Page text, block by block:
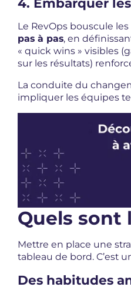
4. Embarquer
Le RevOps bouscule
pas à pas, en
« quick wins » visibles
sur les résultats)
La conduite du
impliquer les équipes
Quels sont
Mettre en place une
tableau de bord. C’est
Des habitudes